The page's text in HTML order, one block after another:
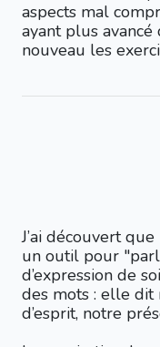
aspects mal
ayant plus
nouveau les
J’ai découvert
un outil pour
d’expression de
des mots : elle dit
d’esprit, notre